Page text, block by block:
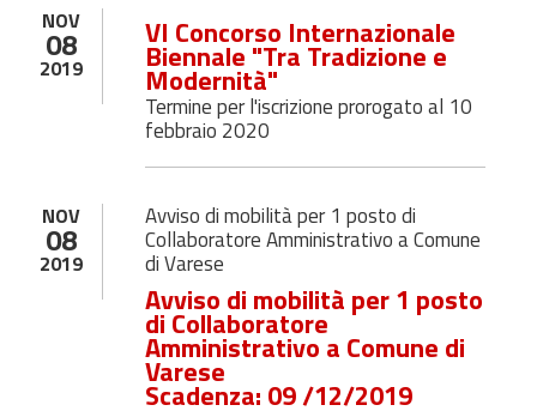
NOV
08
2019
VI Concorso Internazionale
Biennale "Tra Tradizione e
Modernità"
Termine per l'iscrizione prorogato al 10
febbraio 2020
NOV
08
2019
Avviso di mobilità per 1 posto di
Collaboratore Amministrativo a Comune
di Varese
Avviso di mobilità per 1 posto
di Collaboratore
Amministrativo a Comune di
Varese
Scadenza: 09 /12/2019